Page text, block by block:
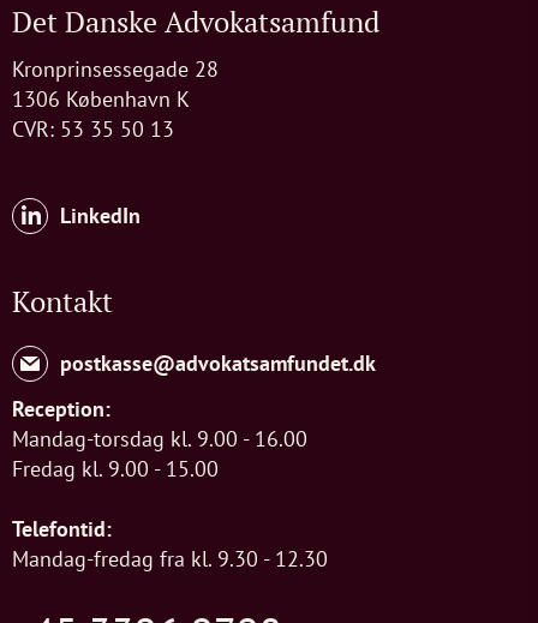
Det Danske Advokatsamfund
Kronprinsessegade 28
1306 København K
CVR: 53 35 50 13
LinkedIn
Kontakt
postkasse@advokatsamfundet.dk
Reception:
Mandag-torsdag kl. 9.00 - 16.00
Fredag kl. 9.00 - 15.00
Telefontid:
Mandag-fredag fra kl. 9.30 - 12.30